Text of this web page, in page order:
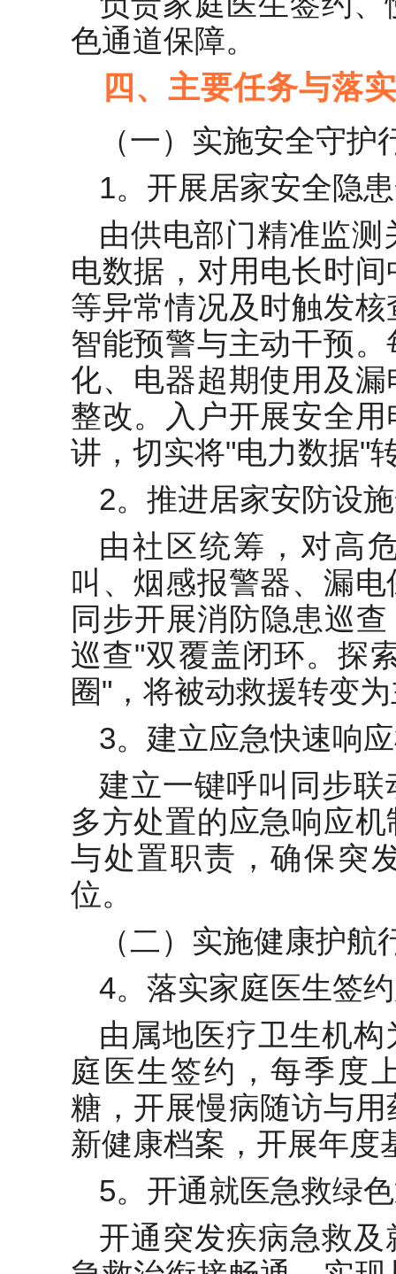
色通道保障。
四、主要任务与落
（一）实施安全守护
1。开展居家安全隐
由供电部门精准监
电数据，对用电长时
等异常情况及时触发
智能预警与主动干预
化、电器超期使用及
整改。入户开展安全
讲，切实将"电力数据"
2。推进居家安防设
由社区统筹，对高
叫、烟感报警器、漏
同步开展消防隐患巡
巡查"双覆盖闭环。探
圈"，将被动救援转变
3。建立应急快速响
建立一键呼叫同步
多方处置的应急响应
与处置职责，确保突
位。
（二）实施健康护航
4。落实家庭医生签
由属地医疗卫生机
庭医生签约，每季度
糖，开展慢病随访与
新健康档案，开展年度
5。开通就医急救绿
开通突发疾病急救